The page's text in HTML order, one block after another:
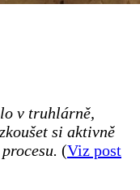
v truhlárně,
si aktivně
(Viz post